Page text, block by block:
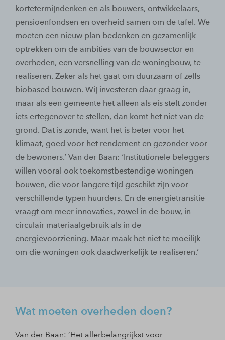
kortetermijndenken en als bouwers, ontwikkelaars,
pensioenfondsen en overheid samen om de tafel. We
moeten een nieuw plan bedenken en gezamenlijk
optrekken om de ambities van de bouwsector en
overheden, een versnelling van de woningbouw, te
realiseren. Zeker als het gaat om duurzaam of zelfs
biobased bouwen. Wij investeren daar graag in,
maar als een gemeente het alleen als eis stelt zonder
iets ertegenover te stellen, dan komt het niet van de
grond. Dat is zonde, want het is beter voor het
klimaat, goed voor het rendement en gezonder voor
de bewoners.’ Van der Baan: ‘Institutionele beleggers
willen vooral ook toekomstbestendige woningen
bouwen, die voor langere tijd geschikt zijn voor
verschillende typen huurders. En de energietransitie
vraagt om meer innovaties, zowel in de bouw, in
circulair materiaalgebruik als in de
energievoorziening. Maar maak het niet te moeilijk
om die woningen ook daadwerkelijk te realiseren.’
Wat moeten overheden doen?
Van der Baan: ‘Het allerbelangrijkst voor